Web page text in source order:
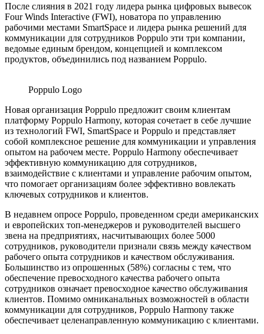
После слияния в 2021 году лидера рынка цифровых вывесок
Four Winds Interactive (FWI), новатора по управлению
рабочими местами SmartSpace и лидера рынка решений для
коммуникации для сотрудников Poppulo эти три компании,
ведомые единым брендом, концепцией и комплексом
продуктов, объединились под названием Poppulo.
Poppulo Logo
Новая организация Poppulo предложит своим клиентам
платформу Poppulo Harmony, которая сочетает в себе лучшие
из технологий FWI, SmartSpace и Poppulo и представляет
собой комплексное решение для коммуникации и управления
опытом на рабочем месте. Poppulo Harmony обеспечивает
эффективную коммуникацию для сотрудников,
взаимодействие с клиентами и управление рабочим опытом,
что помогает организациям более эффективно вовлекать
ключевых сотрудников и клиентов.
В недавнем опросе Poppulo, проведенном среди американских
и европейских топ-менеджеров и руководителей высшего
звена на предприятиях, насчитывающих более 5000
сотрудников, руководители признали связь между качеством
рабочего опыта сотрудников и качеством обслуживания.
Большинство из опрошенных (58%) согласны с тем, что
обеспечение превосходного качества рабочего опыта
сотрудников означает превосходное качество обслуживания
клиентов. Помимо омниканальных возможностей в области
коммуникации для сотрудников, Poppulo Harmony также
обеспечивает целенаправленную коммуникацию с клиентами.